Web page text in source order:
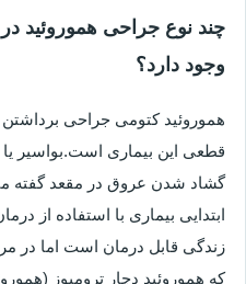
چند نوع جراحی هموروئید
وجود دارد؟
هموروئید کتومی جراحی
قطعی این بیماری است.بواسیر
گشاد شدن عروق در مقعد گفته
ابتدایی بیماری با استفاده از
زندگی قابل درمان است اما در
که هموروئید دچار ترومبوز